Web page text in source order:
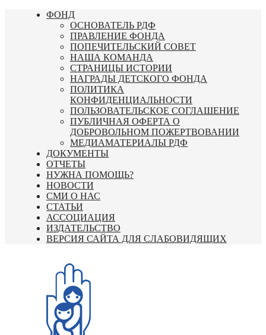
Перейти
ФОНД
ОСНОВАТЕЛЬ РДФ
ПРАВЛЕНИЕ ФОНДА
ПОПЕЧИТЕЛЬСКИЙ СОВЕТ
НАША КОМАНДА
СТРАНИЦЫ ИСТОРИИ
НАГРАДЫ ДЕТСКОГО ФОНДА
ПОЛИТИКА
КОНФИДЕНЦИАЛЬНОСТИ
ПОЛЬЗОВАТЕЛЬСКОЕ СОГЛАШЕНИЕ
ПУБЛИЧНАЯ ОФЕРТА О
ДОБРОВОЛЬНОМ ПОЖЕРТВОВАНИИ
МЕДИАМАТЕРИАЛЫ РДФ
ДОКУМЕНТЫ
ОТЧЕТЫ
НУЖНА ПОМОЩЬ?
НОВОСТИ
СМИ О НАС
СТАТЬИ
АССОЦИАЦИЯ
ИЗДАТЕЛЬСТВО
ВЕРСИЯ САЙТА ДЛЯ СЛАБОВИДЯЩИХ